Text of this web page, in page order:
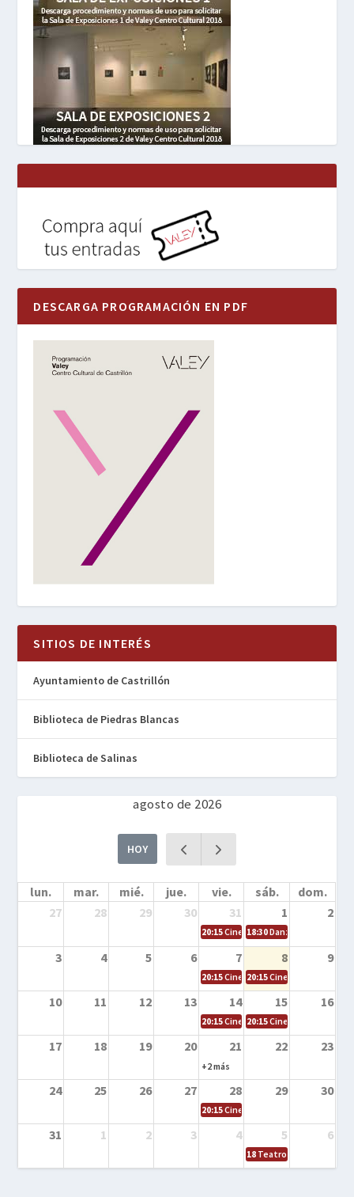
DESCARGA PROGRAMACIÓN EN PDF
SITIOS DE INTERÉS
Ayuntamiento de Castrillón
Biblioteca de Piedras Blancas
Biblioteca de Salinas
agosto de 2026
HOY
lun. mar. mié. jue. vie. sáb.
dom.
27
28 29 30 31 1 2
20:15Cine en la calle – Cómo
18:30Danza – Cita en el
3 4 5 6 7 8 9
20:15Cine en la calle – El niño y la
20:15Cine en la calle –
10 11 12 13 14 15 16
20:15Cine en la calle – Tortugas
20:15Cine en la calle –
17 18 19 20 21 22 23
+2 más
24 25 26 27 28 29 30
20:15Cine en el calle – Tintín y el
31 1 2 3 4 5 6
18 Teatro – Tres